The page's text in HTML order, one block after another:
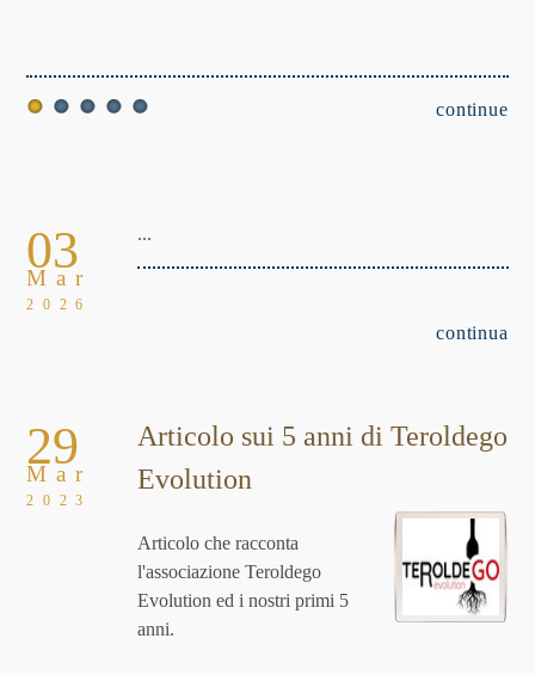
continue
03
Mar
2026
...
continua
29
Mar
2023
Articolo sui 5 anni di Teroldego
Evolution
Articolo che racconta
l'associazione Teroldego
Evolution ed i nostri primi 5
anni.